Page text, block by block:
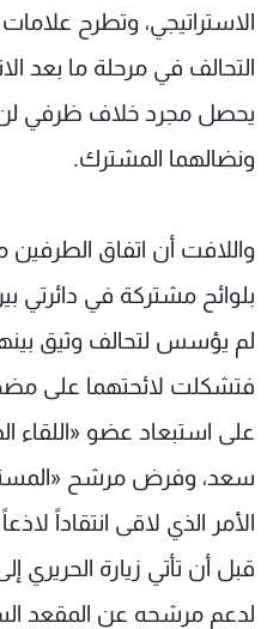
الاستراتيجي، وتطرح
التحالف في مرحلة ما بعد
يحصل مجرد خلاف ظرفي لن
ونضالهما المشترك.
واللافت أن اتفاق الطرفين
بلوائح مشتركة في دائرتي
لم يؤسس لتحالف وثيق
فتشكلت لائحتهما على
على استبعاد عضو «اللقاء
سعد، وفرض مرشح
الأمر الذي لاقى انتقاداً
قبل أن تأتي زيارة
لدعم مرشحه عن المقعد